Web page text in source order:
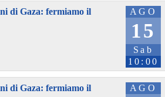
AGO
15
Sab
10:00
di Gaza: fermiamo il
AGO
di Gaza: fermiamo il